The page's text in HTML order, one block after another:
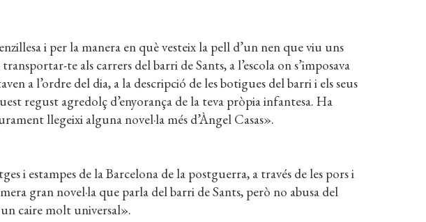
i per la manera en què vesteix la pell d’un nen que viu uns
te als carrers del barri de Sants, a l’escola on s’imposava
a l’ordre del dia, a la descripció de les botigues del barri i els seus
regust agredolç d’enyorança de la teva pròpia infantesa. Ha
llegeixi alguna novel·la més d’Àngel Casas».
i estampes de la Barcelona de la postguerra, a través de les pors i
gran novel·la que parla del barri de Sants, però no abusa del
caire molt universal».